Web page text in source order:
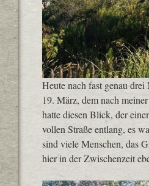
Heute nach fast genau
19. März, dem nach
hatte diesen Blick, der
vollen Straße entlang, es
sind viele Menschen, das
hier in der Zwischenzeit